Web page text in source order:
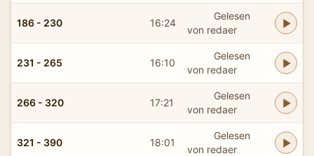
186 - 230 16:24
Gelesen
von redaer
231 - 265 16:10
Gelesen
von redaer
266 - 320 17:21
Gelesen
von redaer
321 - 390 18:01
Gelesen
von redaer